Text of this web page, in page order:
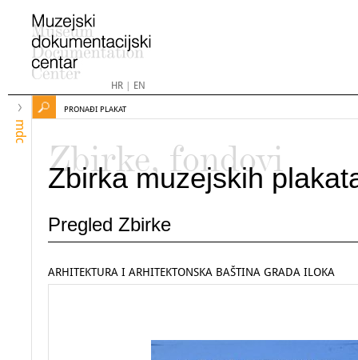
HR| EN
mdc
PRONAĐI PLAKAT
Zbirke, fondovi
Zbirka muzejskih
Pregled Zbirke
ARHITEKTURA I ARHITEKTONSKA BAŠTINA GRADA ILOKA